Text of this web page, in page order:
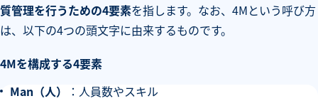
質管理を行うための4要素を指します。なお、4Mという呼び方
は、以下の4つの頭文字に由来するものです。
4Mを構成する4要素
Man（人）
：人員数やスキル